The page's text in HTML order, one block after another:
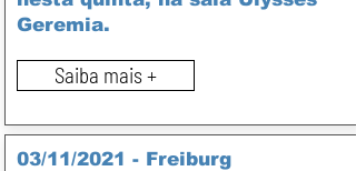
Geremia.
Saiba mais +
03/11/2021 - Freiburg